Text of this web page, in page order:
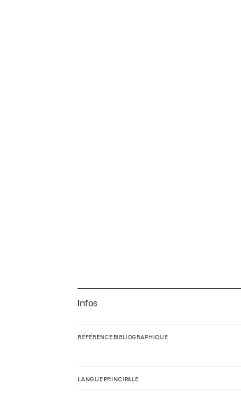
Infos
RÉFÉRENCE BIBLIOGRAPHIQUE
LANGUE PRINCIPALE